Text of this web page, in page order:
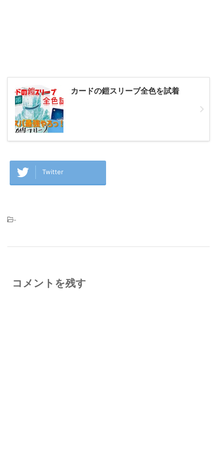
カードの鎧スリーブ全色を試着
Twitter
-
コメントを残す